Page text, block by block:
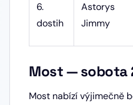
6.
dostih
Astorys
Jimmy
Most — sobota
Most nabízí výjimečně